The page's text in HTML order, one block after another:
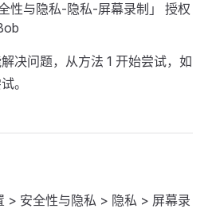
性与隐私-隐私-屏幕录制」 授权
决问题，从方法 1 开始尝试，如
。
> 安全性与隐私 > 隐私 > 屏幕录